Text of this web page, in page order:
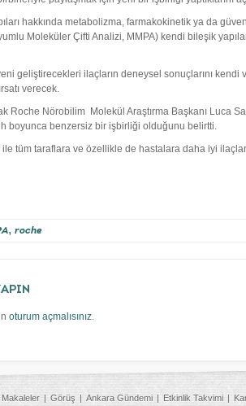
hakkında metabolizma, farmakokinetik ya da
Moleküler Çifti Analizi, MMPA) kendi bileşik
geliştirecekleri ilaçların deneysel sonuçlarını kendi
verecek.
Roche Nörobilim Molekül Araştırma Başkanı Luca
boyunca benzersiz bir işbirliği olduğunu belirtti.
tüm taraflara ve özellikle de hastalara daha iyi ilaçlar
, roche
oturum açmalısınız.
Makaleler Görüş Ankara Gündemi Etkinlik Takvimi